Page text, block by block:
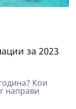
за 2023
Кои
направи